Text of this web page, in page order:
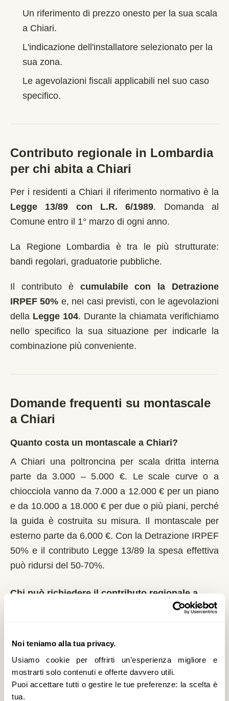
Noi teniamo alla tua privacy.
Usiamo cookie per offrirti un’esperienza migliore e
mostrarti solo contenuti e offerte davvero utili.
Puoi accettare tutti o gestire le tue preferenze: la scelta è
tua.
Un riferimento di prezzo onesto per la sua scala
a Chiari.
L'indicazione dell'installatore selezionato per la
sua zona.
Le agevolazioni fiscali applicabili nel suo caso
specifico.
Contributo regionale in Lombardia
per chi abita a Chiari
Per i residenti a Chiari il riferimento normativo è la
Legge 13/89 con L.R. 6/1989. Domanda al
Comune entro il 1° marzo di ogni anno.
La Regione Lombardia è tra le più strutturate:
bandi regolari, graduatorie pubbliche.
Il contributo è cumulabile con la Detrazione
IRPEF 50% e, nei casi previsti, con le agevolazioni
della Legge 104. Durante la chiamata verifichiamo
nello specifico la sua situazione per indicarle la
combinazione più conveniente.
Domande frequenti su montascale
a Chiari
Quanto costa un montascale a Chiari?
A Chiari una poltroncina per scala dritta interna
parte da 3.000 – 5.000 €. Le scale curve o a
chiocciola vanno da 7.000 a 12.000 € per un piano
e da 10.000 a 18.000 € per due o più piani, perché
la guida è costruita su misura. Il montascale per
esterno parte da 6.000 €. Con la Detrazione IRPEF
50% e il contributo Legge 13/89 la spesa effettiva
può ridursi del 50-70%.
Chi può richiedere il contributo regionale a
13/89 con L.R. 6/1989. Domanda al Comune entro
il 1° marzo di ogni anno. La Regione Lombardia è
tra le più strutturate: bandi regolari, graduatorie
pubbliche. È un contributo a fondo perduto che si